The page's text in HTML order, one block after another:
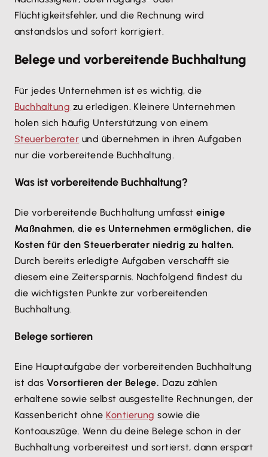
Flüchtigkeitsfehler, und die Rechnung wird
anstandslos und sofort korrigiert.
Belege und vorbereitende Buchhaltung
Für jedes Unternehmen ist es wichtig, die
Buchhaltung zu erledigen. Kleinere Unternehmen
holen sich häufig Unterstützung von einem
Steuerberater und übernehmen in ihren Aufgaben
nur die vorbereitende Buchhaltung.
Was ist vorbereitende Buchhaltung?
Die vorbereitende Buchhaltung umfassteinige
Maßnahmen, die es Unternehmen ermöglichen, die
Kosten für den Steuerberater niedrig zu halten.
Durch bereits erledigte Aufgaben verschafft sie
diesem eine Zeitersparnis. Nachfolgend findest du
die wichtigsten Punkte zur vorbereitenden
Buchhaltung.
Belege sortieren
Eine Hauptaufgabe der vorbereitenden Buchhaltung
ist das Vorsortieren der Belege. Dazu zählen
erhaltene sowie selbst ausgestellte Rechnungen, der
Kassenbericht ohne Kontierung sowie die
Kontoauszüge. Wenn du deine Belege schon in der
Buchhaltung vorbereitest und sortierst, dann erspart